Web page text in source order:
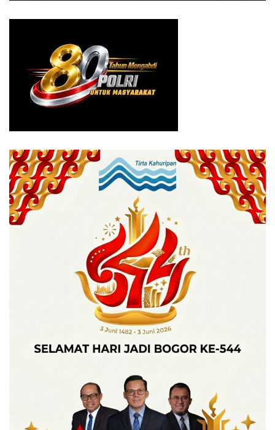
dan memberikan manfaat langsung bagi masyarakat.
Kami ingin memastikan keluarga berpenghasilan rendah,
generasi muda, serta masyarakat yang belum memiliki
rumah bisa memperoleh kesempatan. Hunian sejahtera
adalah modal dasar untuk membangun masa depan yang
lebih baik,” tambah Sastra Winara.
berbagai program pembangunan perumahan rakyat
melalui dukungan regulasi maupun penganggaran yang
berpihak pada kepentingan masyarakat luas.
Tags: bogorexpose Hunian Sejahtera
Sastra Winara